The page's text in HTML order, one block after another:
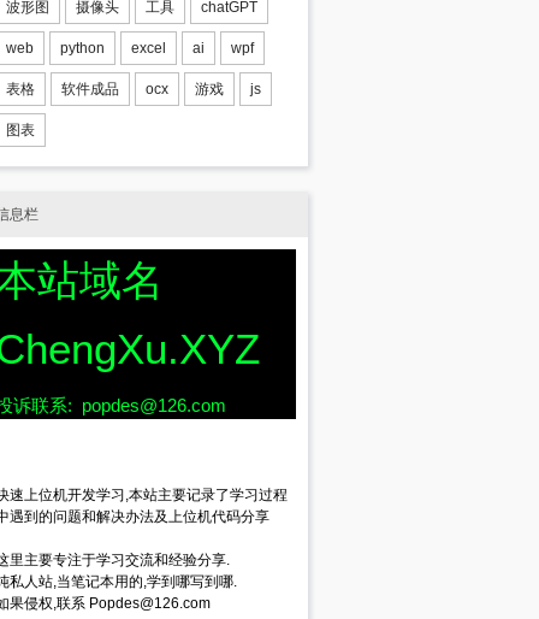
false
态壁纸.mp4";//视频地址
波形图 摄像头 工具 chatGPT
web python excel ai wpf
表格 软件成品 ocx 游戏 js
图表
息栏
站域名
诉联系: popdes@126.com
速上位机开发学习,本站主要记录了学习过程
遇到的问题和解决办法及上位机代码分享
里主要专注于学习交流和经验分享.
私人站,当笔记本用的,学到哪写到哪.
果侵权,联系 Popdes@126.com